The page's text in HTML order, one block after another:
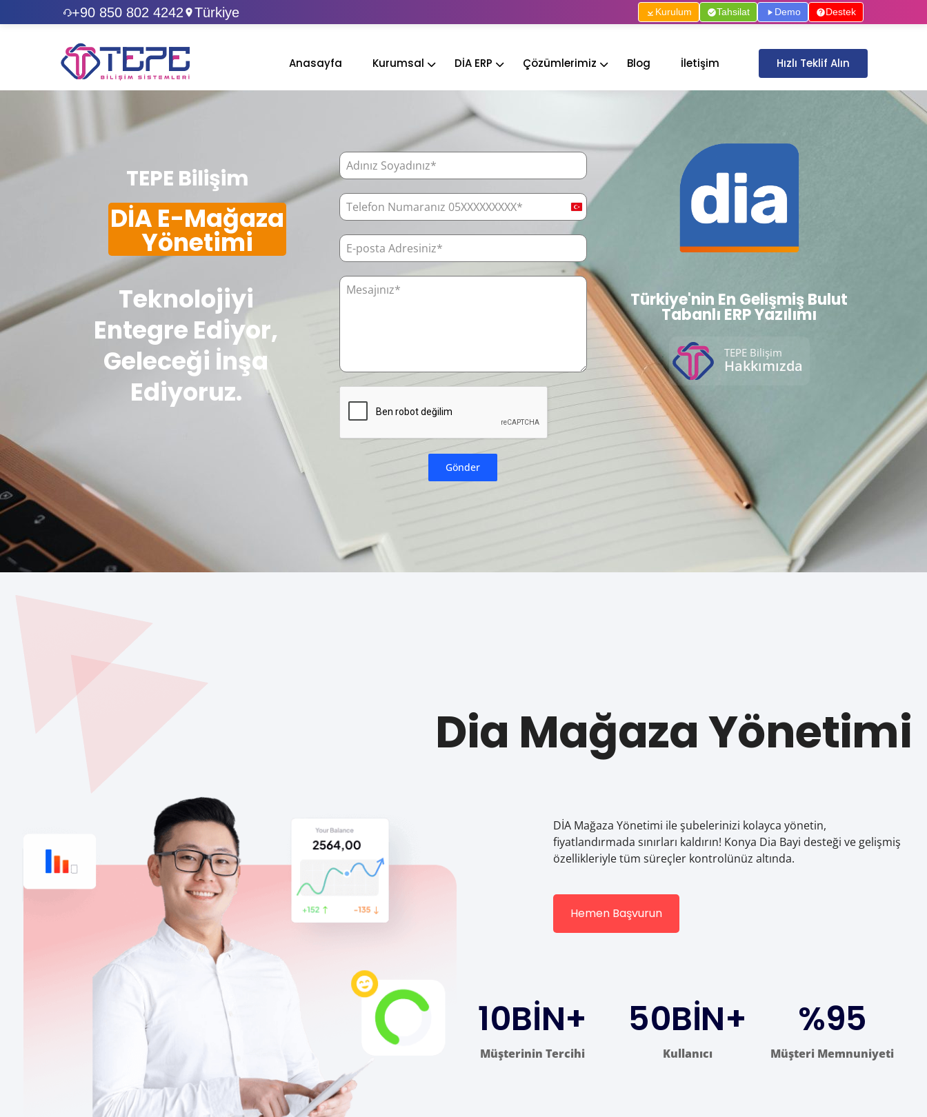
+90 850 802 4242 Türkiye Kurulum Tahsilat Demo Destek
Anasayfa Kurumsal DİA ERP Çözümlerimiz Blog İletişim Hızlı Teklif Alın
TEPE Bilişim
DİA E-Mağaza
Yönetimi
Teknolojiyi
Entegre Ediyor,
Geleceği İnşa
Ediyoruz.
Turkey
Gönder
Türkiye'nin En Gelişmiş Bulut
Tabanlı ERP Yazılımı
TEPE Bilişim
Hakkımızda
Dia Mağaza Yönetimi
DİA Mağaza Yönetimi ile şubelerinizi kolayca yönetin,
fiyatlandırmada sınırları kaldırın! Konya Dia Bayi desteği ve gelişmiş
özellikleriyle tüm süreçler kontrolünüz altında.
Hemen Başvurun
Müşterinin Tercihi
10BİN+
Kullanıcı
50BİN+
Müşteri Memnuniyeti
%95